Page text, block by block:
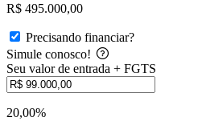
R$ 495.000,00
Precisando financiar?
Simule conosco!
Seu valor de entrada + FGTS
20,00%